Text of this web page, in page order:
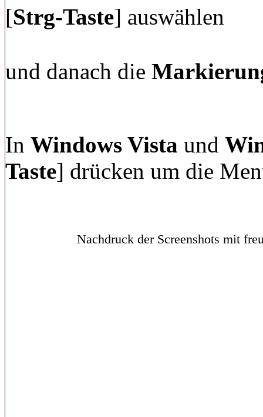
[Strg-Taste] auswählen
und danach die
In Windows Vista und
Taste] drücken um die
Nachdruck der Screenshots mit